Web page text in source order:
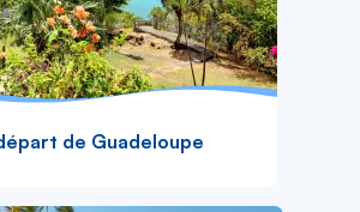
de Guadeloupe